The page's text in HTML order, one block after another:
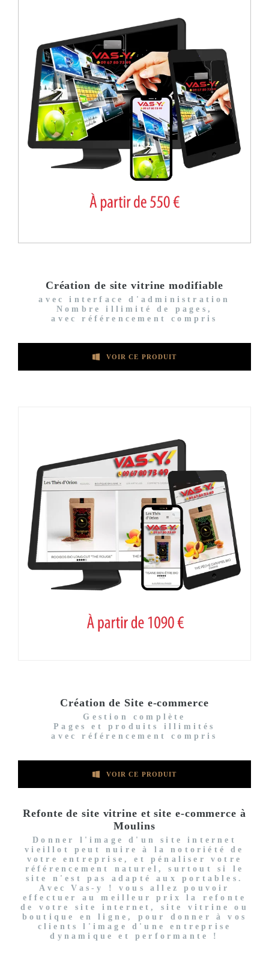
Création de site vitrine modifiable
avec interface d'administration
Nombre illimité de pages,
avec référencement compris
VOIR CE PRODUIT
Création de Site e-commerce
Gestion complète
Pages et produits illimités
avec référencement compris
VOIR CE PRODUIT
Refonte de site vitrine et site e-commerce à
Moulins
Donner l'image d'un site internet
vieillot peut nuire à la notoriété de
votre entreprise, et pénaliser votre
référencement naturel, surtout si le
site n'est pas adapté aux portables.
Avec Vas-y ! vous allez pouvoir
effectuer au meilleur prix la refonte
de votre site internet, site vitrine ou
boutique en ligne, pour donner à vos
clients l'image d'une entreprise
dynamique et performante !